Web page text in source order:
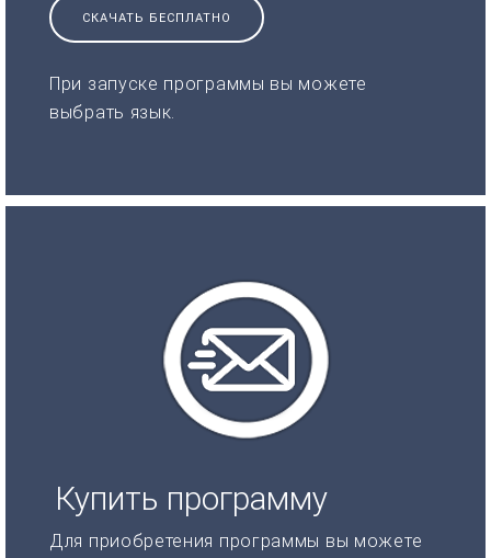
СКАЧАТЬ БЕСПЛАТНО
При запуске программы вы можете
выбрать язык.
Купить программу
Для приобретения программы вы можете